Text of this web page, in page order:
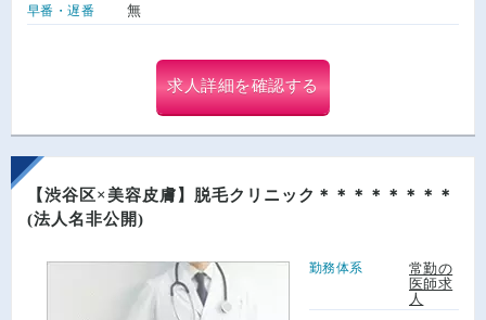
早番・遅番 無
求人詳細を確認する
【渋谷区×美容皮膚】脱毛クリニック＊＊＊＊＊＊＊＊
(法人名非公開)
勤務体系
常勤の
医師求
人